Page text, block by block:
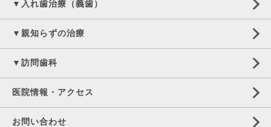
▼入れ歯治療（義歯）
▼親知らずの治療
▼訪問歯科
医院情報・アクセス
お問い合わせ